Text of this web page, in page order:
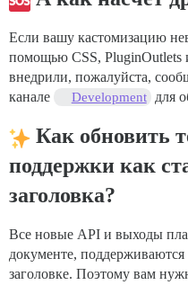
Если вашу кастомизацию
помощью CSS,
внедрили, пожалуйста,
канале
Development для
Как обновить
поддержки как
заголовка?
Все новые API и выходы
документе,
заголовке. Поэтому вам